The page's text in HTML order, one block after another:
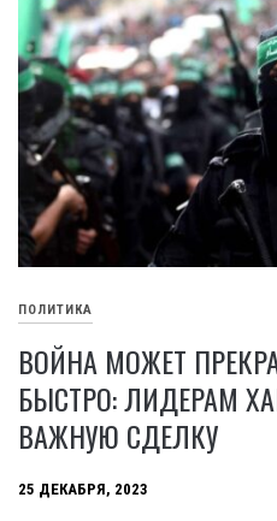
ПОЛИТИКА
ВОЙНА МОЖЕТ
БЫСТРО: ЛИДЕРАМ
ВАЖНУЮ СДЕЛКУ
25 ДЕКАБРЯ, 2023